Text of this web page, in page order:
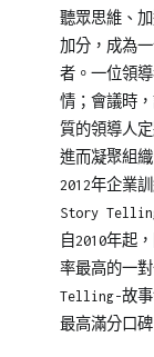
聽眾思維、
加分，成為
者。一位領
情；會議時
質的領導人
進而凝聚組
2012年企業
Story
自2010年起
率最高的一
Telling-故事
最高滿分口碑